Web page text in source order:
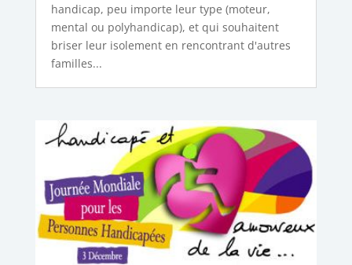
handicap, peu importe leur type (moteur,
mental ou polyhandicap), et qui souhaitent
briser leur isolement en rencontrant d'autres
familles...